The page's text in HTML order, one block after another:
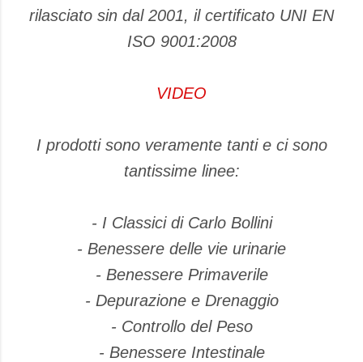
rilasciato sin dal 2001, il certificato UNI EN
ISO 9001:2008
VIDEO
I prodotti sono veramente tanti e ci sono
tantissime linee:
- I Classici di Carlo Bollini
- Benessere delle vie urinarie
- Benessere Primaverile
- Depurazione e Drenaggio
- Controllo del Peso
- Benessere Intestinale